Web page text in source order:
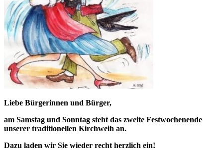
Liebe Bürgerinnen und Bürger,
am Samstag und Sonntag steht das zweite Festwochenende
unserer traditionellen Kirchweih an.
Dazu laden wir Sie wieder recht herzlich ein!